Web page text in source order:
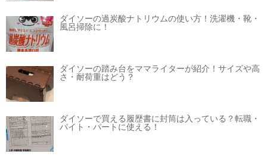
ダイソーの過炭酸ナトリウムの使い方！洗濯機・靴・
風呂掃除に！
ダイソーの踏み台をママライターが紹介！サイズや高
さ・耐荷重はどう？
ダイソーで買える履歴書に封筒は入っている？転職・
バイト・パートに使える！